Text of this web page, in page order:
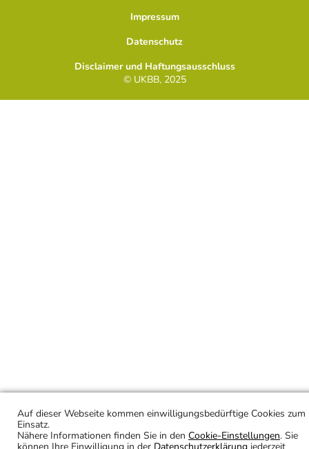
© UKBB, 2025
Impressum
Datenschutz
Disclaimer und Haftungsausschluss